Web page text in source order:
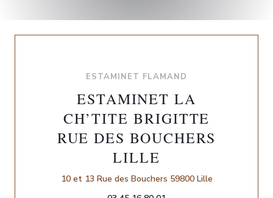
ESTAMINET FLAMAND
ESTAMINET LA
CH’TITE BRIGITTE
RUE DES BOUCHERS
LILLE
10 et 13 Rue des Bouchers 59800 Lille((öffnet ein